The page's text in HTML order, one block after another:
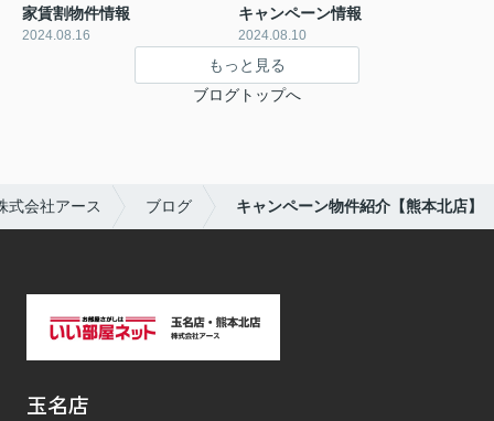
家賃割物件情報
2024.08.16
キャンペーン情報
2024.08.10
もっと見る
ブログトップへ
式会社アース ブログ キャンペーン物件紹介【熊本北店】
玉名店